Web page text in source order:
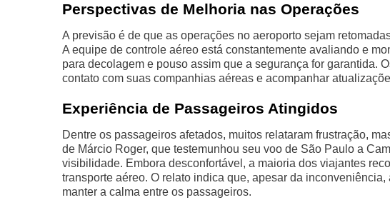
Perspectivas de Melhoria nas Operações
A previsão é de que as operações no aeroporto sejam
A equipe de controle aéreo está constantemente avaliando e
para decolagem e pouso assim que a segurança for garantida.
contato com suas companhias aéreas e acompanhar
Experiência de Passageiros Atingidos
Dentre os passageiros afetados, muitos relataram frustração,
de Márcio Roger, que testemunhou seu voo de São Paulo a
visibilidade. Embora desconfortável, a maioria dos viajantes
transporte aéreo. O relato indica que, apesar da
manter a calma entre os passageiros.